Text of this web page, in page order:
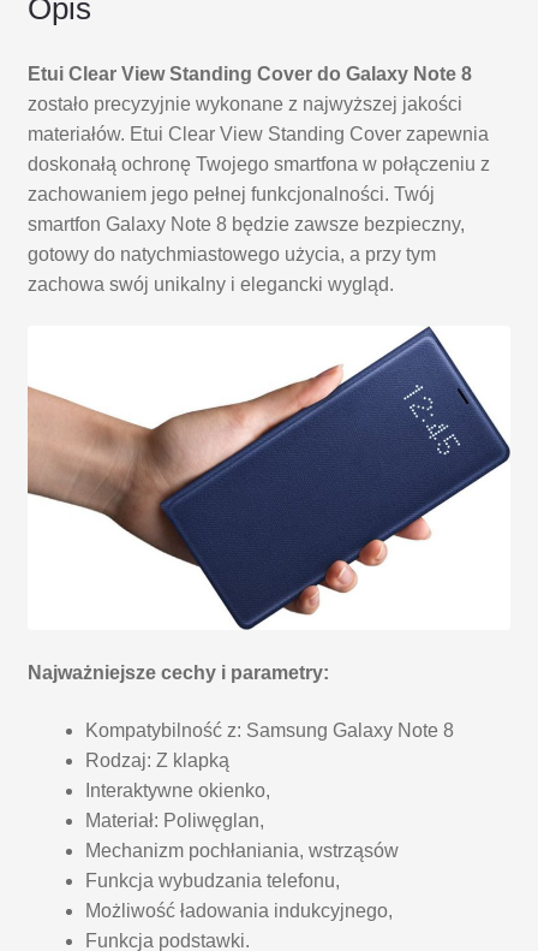
Opis
Etui Clear View Standing Cover do Galaxy Note 8
zostało precyzyjnie wykonane z najwyższej jakości
materiałów. Etui Clear View Standing Cover zapewnia
doskonałą ochronę Twojego smartfona w połączeniu z
zachowaniem jego pełnej funkcjonalności. Twój
smartfon Galaxy Note 8 będzie zawsze bezpieczny,
gotowy do natychmiastowego użycia, a przy tym
zachowa swój unikalny i elegancki wygląd.
Najważniejsze cechy i parametry:
Kompatybilność z: Samsung Galaxy Note 8
Rodzaj: Z klapką
Interaktywne okienko,
Materiał: Poliwęglan,
Mechanizm pochłaniania, wstrząsów
Funkcja wybudzania telefonu,
Możliwość ładowania indukcyjnego,
Funkcja podstawki.